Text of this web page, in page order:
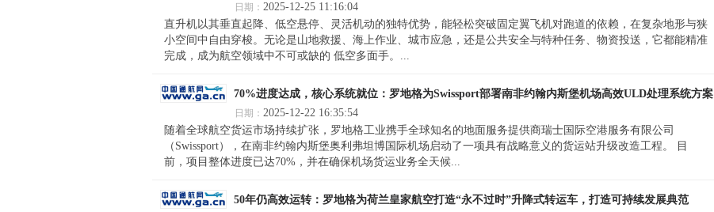
日期： 2025-12-25 11:16:04
直升机以其垂直起降、低空悬停、灵活机动的独特优势，能轻松突破固定翼飞机对跑道的依赖，在复杂地形与狭
小空间中自由穿梭。无论是山地救援、海上作业、城市应急，还是公共安全与特种任务、物资投送，它都能精准
完成，成为航空领域中不可或缺的 低空多面手。...
70%进度达成，核心系统就位：罗地格为Swissport部署南非约翰内斯堡机场高效ULD处理系统方案
日期： 2025-12-22 16:35:54
随着全球航空货运市场持续扩张，罗地格工业携手全球知名的地面服务提供商瑞士国际空港服务有限公司
（Swissport），在南非约翰内斯堡奥利弗坦博国际机场启动了一项具有战略意义的货运站升级改造工程。 目
前，项目整体进度已达70%，并在确保机场货运业务全天候...
50年仍高效运转：罗地格为荷兰皇家航空打造“永不过时”升降式转运车，打造可持续发展典范